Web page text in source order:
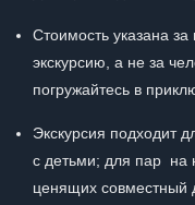
Стоимость указана за
экскурсию, а не за
погружайтесь в
Экскурсия подходит
с детьми; для пар на
ценящих совместный